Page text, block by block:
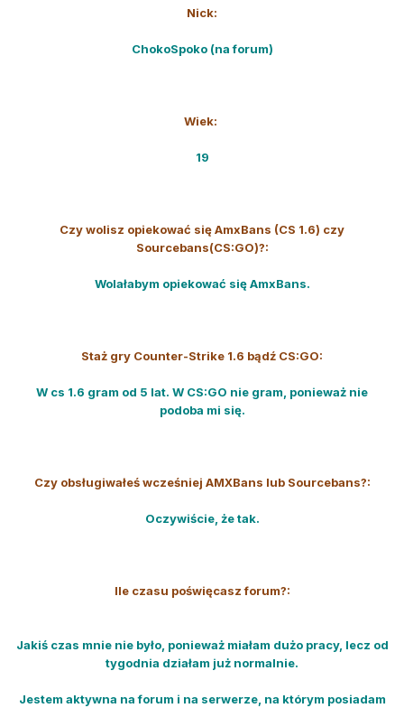
Nick:
ChokoSpoko (na forum)
Wiek:
19
Czy wolisz opiekować się AmxBans (CS 1.6) czy
Sourcebans(CS:GO)?:
Wolałabym opiekować się AmxBans.
Staż gry Counter-Strike 1.6 bądź CS:GO:
W cs 1.6 gram od 5 lat. W CS:GO nie gram, ponieważ nie
podoba mi się.
Czy obsługiwałeś wcześniej AMXBans lub Sourcebans?:
Oczywiście, że tak.
Ile czasu poświęcasz forum?:
Jakiś czas mnie nie było, ponieważ miałam dużo pracy, lecz od
tygodnia działam już normalnie.
Jestem aktywna na forum i na serwerze, na którym posiadam